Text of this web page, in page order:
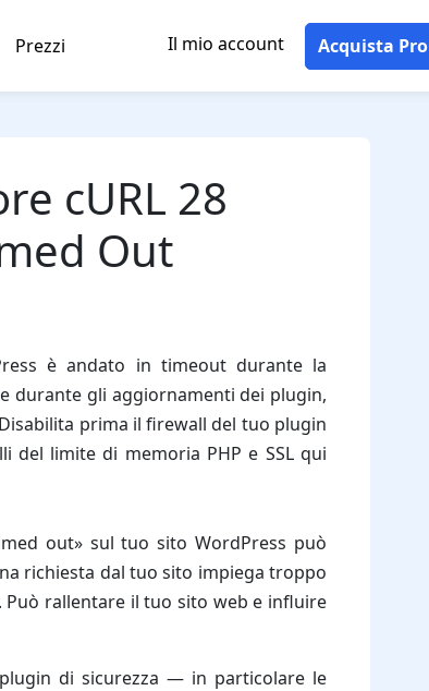
Prezzi Il mio account Acquista Pro
cURL 28
Out
è andato in timeout durante la
durante gli aggiornamenti dei plugin,
prima il firewall del tuo plugin
del limite di memoria PHP e SSL qui
out» sul tuo sito WordPress può
richiesta dal tuo sito impiega troppo
rallentare il tuo sito web e influire
di sicurezza — in particolare le